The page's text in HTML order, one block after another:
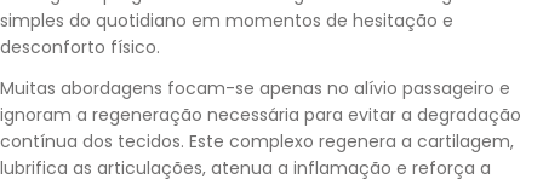
simples do quotidiano em momentos de hesitação e
desconforto físico.
Muitas abordagens focam-se apenas no alívio passageiro e
ignoram a regeneração necessária para evitar a degradação
contínua dos tecidos. Este complexo regenera a cartilagem,
lubrifica as articulações, atenua a inflamação e reforça a